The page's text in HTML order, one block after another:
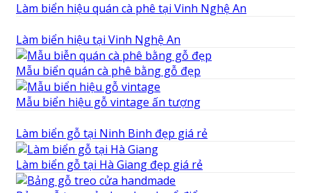
Làm biển hiệu quán cà phê tại Vinh Nghệ An
Làm biển hiệu tại Vinh Nghệ An
Mẫu biển quán cà phê bằng gỗ đẹp
Mẫu biển hiệu gỗ vintage ấn tượng
Làm biển gỗ tại Ninh Binh đẹp giá rẻ
Làm biển gỗ tại Hà Giang đẹp giá rẻ